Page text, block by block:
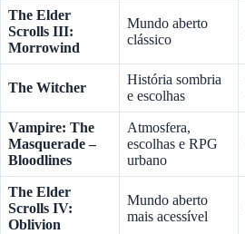
The Elder
Scrolls III:
Morrowind
Mundo aberto
clássico
The Witcher
História sombria
e escolhas
Vampire: The
Masquerade –
Bloodlines
Atmosfera,
escolhas e RPG
urbano
The Elder
Scrolls IV:
Oblivion
Mundo aberto
mais acessível